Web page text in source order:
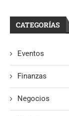
CATEGORÍAS
Eventos
Finanzas
Negocios